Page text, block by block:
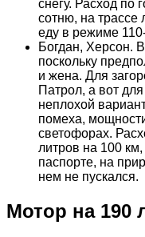
снегу. Расход по
сотню, на трассе
еду в режиме
Богдан, Херсон.
поскольку
и жена. Для
Патрол, а вот
неплохой
помеха,
светофорах.
литров на 100 км,
паспорте, на
нем не пускался.
Мотор на 190